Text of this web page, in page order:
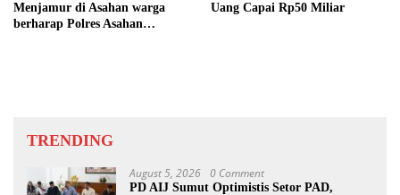
Menjamur di Asahan warga
berharap Polres Asahan
Uang Capai Rp50 Miliar
TRENDING
August 5, 2026 0 Comment
PD AIJ Sumut Optimistis Setor PAD,